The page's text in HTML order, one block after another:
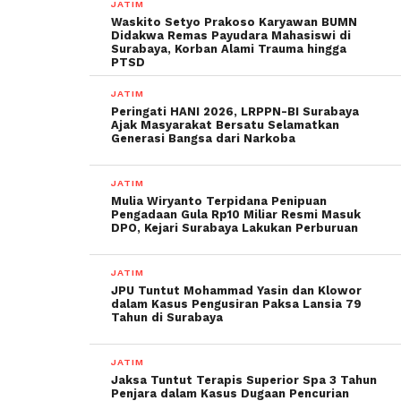
JATIM
Waskito Setyo Prakoso Karyawan BUMN
Didakwa Remas Payudara Mahasiswi di
Surabaya, Korban Alami Trauma hingga
PTSD
JATIM
Peringati HANI 2026, LRPPN-BI Surabaya
Ajak Masyarakat Bersatu Selamatkan
Generasi Bangsa dari Narkoba
JATIM
Mulia Wiryanto Terpidana Penipuan
Pengadaan Gula Rp10 Miliar Resmi Masuk
DPO, Kejari Surabaya Lakukan Perburuan
JATIM
JPU Tuntut Mohammad Yasin dan Klowor
dalam Kasus Pengusiran Paksa Lansia 79
Tahun di Surabaya
JATIM
Jaksa Tuntut Terapis Superior Spa 3 Tahun
Penjara dalam Kasus Dugaan Pencurian